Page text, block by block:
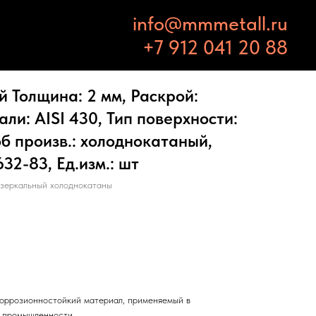
info@mmmetall.ru
+7 912 041 20 88
Толщина: 2 мм, Раскрой:
AISI 430, Тип поверхности:
произв.: холоднокатаный,
83, Ед.изм.: шт
холоднокатаны
материал, применяемый в